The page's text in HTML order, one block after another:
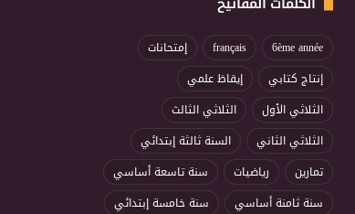
6ème année
français
إمتحانات
إنتاج كتابي
إيقاظ علمي
الثلاثي الأول
الثلاثي الثالث
الثلاثي الثاني
السنة ثالثة إبتدائي
تمارين
رياضيات
سنة تاسعة أساسي
سنة ثامنة أساسي
سنة خامسة إبتدائي